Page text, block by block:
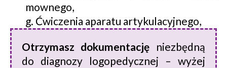
mownego,
g. Ćwiczenia aparatu artykulacyjnego,
Otrzymasz dokumentację niezbędną
do diagnozy logopedycznej – wyżej